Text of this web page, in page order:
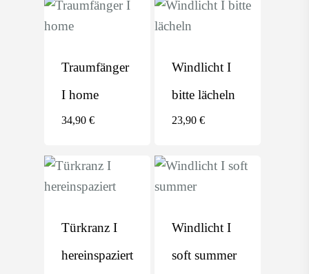
Traumfänger
I home
34,90 €
Windlicht I
bitte lächeln
23,90 €
Türkranz I
hereinspaziert
Windlicht I
soft summer
Traumfänger
Sträuße
Kleinigkeiten
Gutscheine
Grußkarten